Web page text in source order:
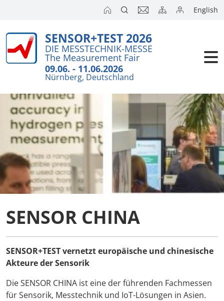
English
SENSOR+TEST 2026
DIE MESSTECHNIK-MESSE
The Measurement Fair
09.06. - 11.06.2026
Nürnberg, Deutschland
SENSOR CHINA
SENSOR+TEST vernetzt europäische und chinesische
Akteure der Sensorik
Die SENSOR CHINA ist eine der führenden Fachmessen
für Sensorik, Messtechnik und IoT-Lösungen in Asien.
Besucher
Presse